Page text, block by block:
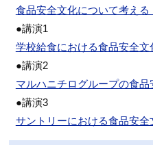
食品安全文化について考える
●講演1
学校給食における食品安全文
●講演2
マルハニチログループの食
●講演3
サントリーにおける食品安全